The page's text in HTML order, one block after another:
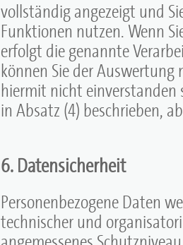
vollständig angezeigt und
Funktionen nutzen. Wenn
erfolgt die genannte
können Sie der Auswertung
hiermit nicht einverstanden
in Absatz (4) beschrieben,
6. Datensicherheit
Personenbezogene Daten
technischer und